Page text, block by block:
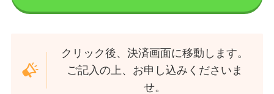
クリック後、決済画面に移動します。
ご記入の上、お申し込みくださいま
せ。